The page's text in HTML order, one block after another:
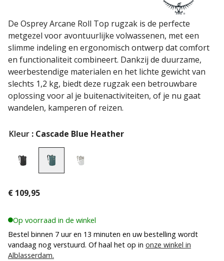
De Osprey Arcane Roll Top rugzak is de perfecte
metgezel voor avontuurlijke volwassenen, met een
slimme indeling en ergonomisch ontwerp dat comfort
en functionaliteit combineert. Dankzij de duurzame,
weerbestendige materialen en het lichte gewicht van
slechts 1,2 kg, biedt deze rugzak een betrouwbare
oplossing voor al je buitenactiviteiten, of je nu gaat
wandelen, kamperen of reizen.
Kleur : Cascade Blue Heather
€ 109,95
Op voorraad in de winkel
Bestel binnen 7 uur en 13 minuten en uw bestelling wordt
vandaag nog verstuurd. Of haal het op in onze winkel in
Alblasserdam.